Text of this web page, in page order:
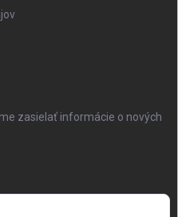
zasielať informácie o nových